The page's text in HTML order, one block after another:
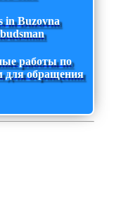
in Buzovna
работы по
для обращения